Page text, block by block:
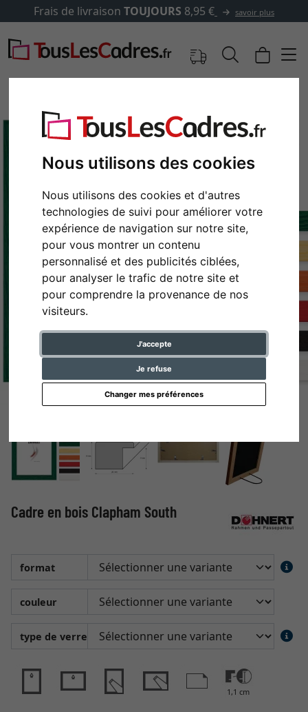
Nous utilisons des cookies
Nous utilisons des cookies et d'autres
technologies de suivi pour améliorer votre
expérience de navigation sur notre site,
pour vous montrer un contenu
personnalisé et des publicités ciblées,
pour analyser le trafic de notre site et
pour comprendre la provenance de nos
visiteurs.
J'accepte
Je refuse
Changer mes préférences
Frais de livraison TOUJOURS 8,95 € savoir plus
Retour
Cadre en bois Clapham South
format
couleur
type de verre
1,1 cm